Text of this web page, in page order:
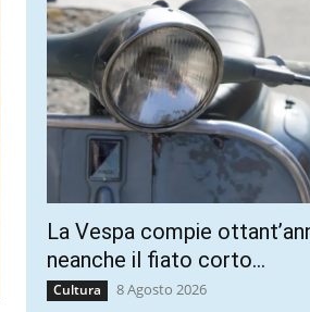
La Vespa compie
neanche il fiato corto…
Cultura 8 Agosto 2026